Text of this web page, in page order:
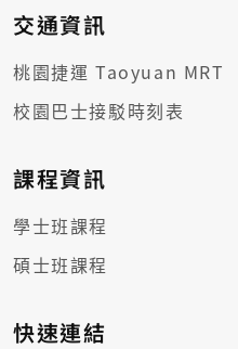
交通資訊
桃園捷運 Taoyuan MRT
校園巴士接駁時刻表
課程資訊
學士班課程
碩士班課程
快速連結